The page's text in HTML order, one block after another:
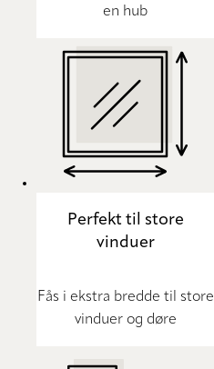
en hub
Perfekt til store
vinduer
Fås i ekstra bredde til store
vinduer og døre